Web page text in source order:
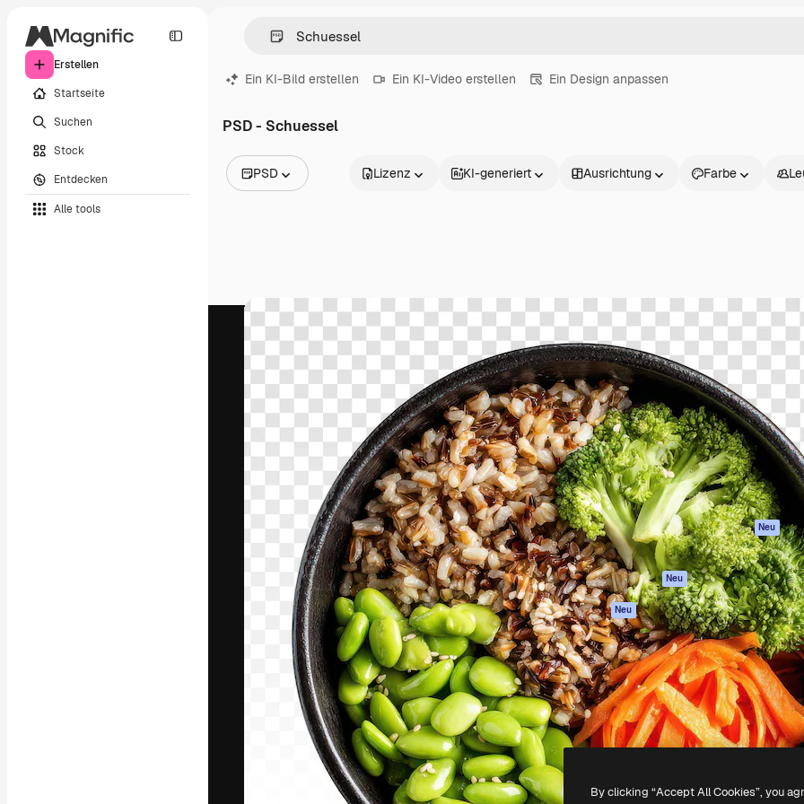
Erstellen
Startseite
Suchen
Stock
Entdecken
Alle tools
Ein KI-Bild erstellen Ein KI-Video erstellen Ein Design anpassen
PSD - Schuessel
PSD
Videos
Icons
3D-Modelle
Schriftarten
Lizenz KI-generiert Ausrichtung Farbe
Die kreative Plattform, um deine beste
Arbeit zu verwirklichen. Mehr als 1 Million
Abonnenten unter Kreativen, Unternehmen,
Agenturen und Studios.
Deutsch
Produkte
Spaces
KI-Assistent
KI-Bildgenerator
KI-Videogenerator
KI-
Stimmengenerator
Stock-Inhalte
MCP für
Claude/ChatGPT
Neu
Agenten Neu
API
Mobile App
Alle Magnific-Tools
Loslegen
Academy
Dokumentation
Support
AGB
Originale Neu
Cookie-Richtlinie
Partner
Unternehmen
Copyright © 2010-2026Freepik Company S.L.U.Alle Rechte vorbehalten.
By clicking “Accept All Cookies”, you